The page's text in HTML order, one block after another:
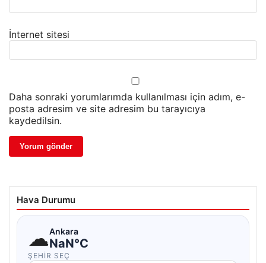
İnternet sitesi
Daha sonraki yorumlarımda kullanılması için adım, e-
posta adresim ve site adresim bu tarayıcıya
kaydedilsin.
Hava Durumu
☁Ankara
NaN°C
ŞEHIR SEÇ